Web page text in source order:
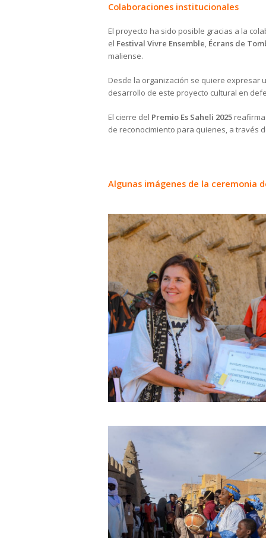
Colaboraciones institucionales
El proyecto ha sido posible gracias a la
el Festival Vivre Ensemble, Écrans de
maliense.
Desde la organización se quiere expresar
desarrollo de este proyecto cultural en
El cierre del Premio Es Saheli 2025
de reconocimiento para quienes, a través
Algunas imágenes de la ceremonia